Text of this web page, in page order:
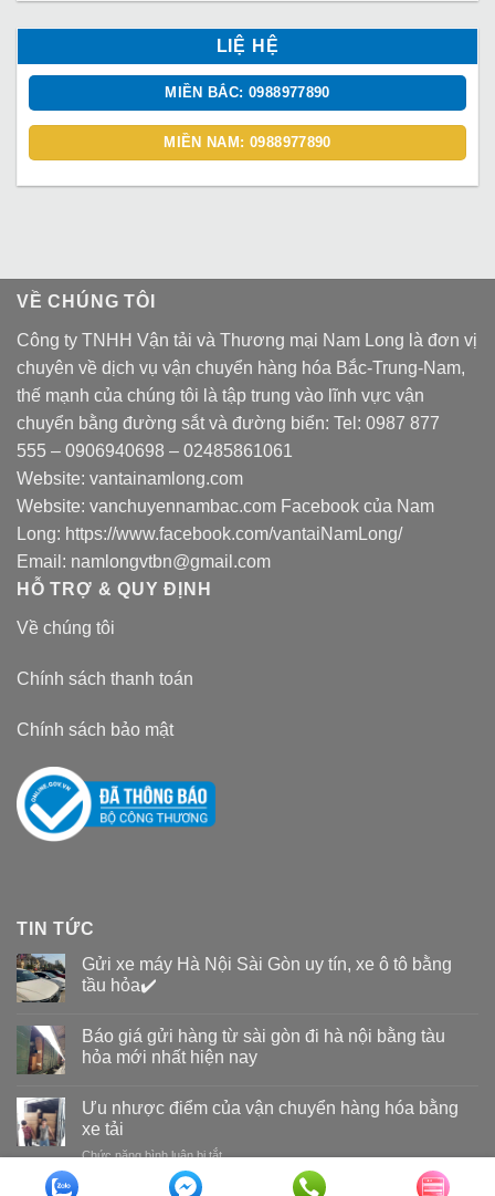
LIỆ HỆ
MIỀN BẮC: 0988977890
MIỀN NAM: 0988977890
VỀ CHÚNG TÔI
Công ty TNHH Vận tải và Thương mại Nam Long là đơn vị
chuyên về dịch vụ vận chuyển hàng hóa Bắc-Trung-Nam,
thế mạnh của chúng tôi là tập trung vào lĩnh vực vận
chuyển bằng đường sắt và đường biển: Tel: 0987 877
555 – 0906940698 – 02485861061
Website: vantainamlong.com
Website: vanchuyennambac.com Facebook của Nam
Long: https://www.facebook.com/vantaiNamLong/
Email: namlongvtbn@gmail.com
HỖ TRỢ & QUY ĐỊNH
Về chúng tôi
Chính sách thanh toán
Chính sách bảo mật
TIN TỨC
Gửi xe máy Hà Nội Sài Gòn uy tín, xe ô tô bằng
tầu hỏa✔️
Báo giá gửi hàng từ sài gòn đi hà nội bằng tàu
hỏa mới nhất hiện nay
Ưu nhược điểm của vận chuyển hàng hóa bằng
xe tải
Chức năng bình luận bị tắtở